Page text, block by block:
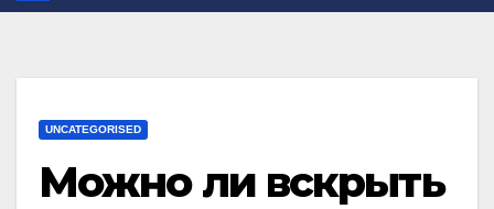
UNCATEGORISED
Можно ли вскрыть